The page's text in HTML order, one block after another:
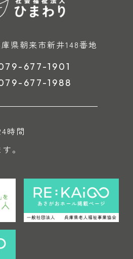
県朝来市新井148番地
677-1901
677-1988
時間
。